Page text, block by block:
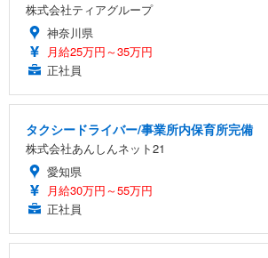
株式会社ティアグループ
神奈川県
月給25万円～35万円
正社員
タクシードライバー/事業所内保育所完備
株式会社あんしんネット21
愛知県
月給30万円～55万円
正社員